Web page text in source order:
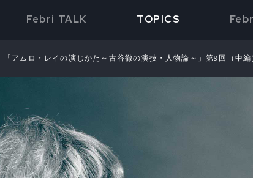
Febri TALK TOPICS
「アムロ・レイの演じかた～古谷徹の演技・人物論～」第9回（中編